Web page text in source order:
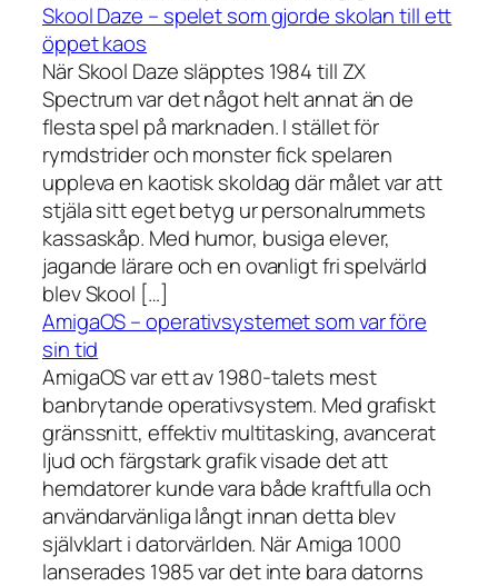
Skool Daze – spelet som gjorde skolan till ett
öppet kaos
När Skool Daze släpptes 1984 till ZX
Spectrum var det något helt annat än de
flesta spel på marknaden. I stället för
rymdstrider och monster fick spelaren
uppleva en kaotisk skoldag där målet var att
stjäla sitt eget betyg ur personalrummets
kassaskåp. Med humor, busiga elever,
jagande lärare och en ovanligt fri spelvärld
blev Skool […]
AmigaOS – operativsystemet som var före
sin tid
AmigaOS var ett av 1980-talets mest
banbrytande operativsystem. Med grafiskt
gränssnitt, effektiv multitasking, avancerat
ljud och färgstark grafik visade det att
hemdatorer kunde vara både kraftfulla och
användarvänliga långt innan detta blev
självklart i datorvärlden. När Amiga 1000
lanserades 1985 var det inte bara datorns